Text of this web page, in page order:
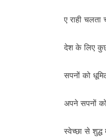
ए राही
देश के लिए
सपनों को
अपने सपनों
स्वेच्छा से